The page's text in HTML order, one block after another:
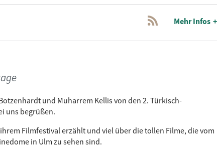
Mehr Infos
und Muharrem Kellis von den 2. Türkisch-
uns begrüßen.
Filmfestival erzählt und viel über die tollen Filme, die vom
in Ulm zu sehen sind.